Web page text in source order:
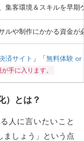
集客環境＆スキルを早期
ルや制作にかかる資金が
済サイト 」「無料体験 or
手に入ります。
）とは？
人に言いたいこと
ましょう」という点